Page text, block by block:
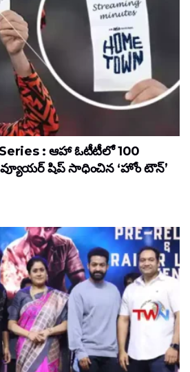
: ఆహా ఓటీటీలో 100
షిప్ సాధించిన ‘హోం టౌన్’